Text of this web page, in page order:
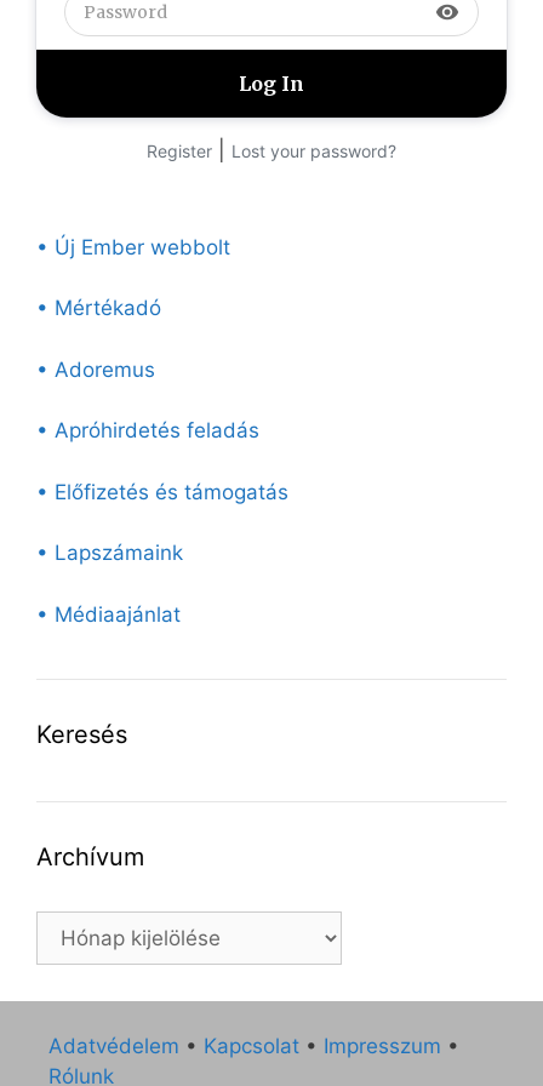
visibility
Register Lost your password?
• Új Ember webbolt
• Mértékadó
• Adoremus
• Apróhirdetés feladás
• Előfizetés és támogatás
• Lapszámaink
• Médiaajánlat
Keresés
Archívum
Archívum
Adatvédelem • Kapcsolat • Impresszum •
Rólunk